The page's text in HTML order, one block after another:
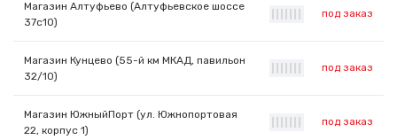
Магазин Алтуфьево (Алтуфьевское шоссе
37с10)
под заказ
Магазин Кунцево (55-й км МКАД, павильон
32/10)
под заказ
Магазин ЮжныйПорт (ул. Южнопортовая
22, корпус 1)
под заказ